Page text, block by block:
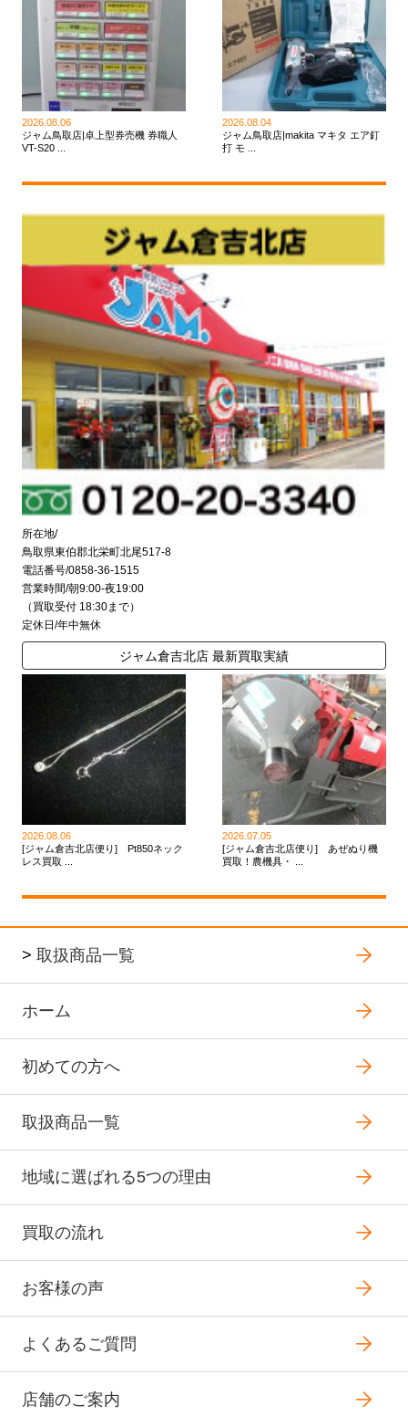
2026.08.06
ジャム鳥取店|卓上型券売機 券職人
VT-S20 ...
2026.08.04
ジャム鳥取店|makita マキタ エア釘
打 モ ...
所在地/
鳥取県東伯郡北栄町北尾517-8
電話番号/0858-36-1515
営業時間/朝9:00-夜19:00
（買取受付 18:30まで）
定休日/年中無休
ジャム倉吉北店 最新買取実績
2026.08.06
[ジャム倉吉北店便り] Pt850ネック
レス買取 ...
2026.07.05
[ジャム倉吉北店便り] あぜぬり機
買取！農機具・ ...
> 取扱商品一覧
ホーム
初めての方へ
取扱商品一覧
地域に選ばれる5つの理由
買取の流れ
お客様の声
よくあるご質問
店舗のご案内